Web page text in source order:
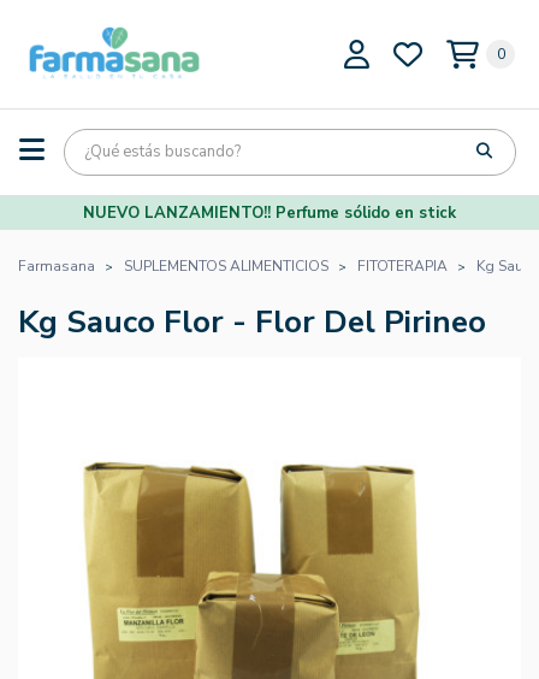
0
NUEVO LANZAMIENTO!! Perfume sólido en stick
Farmasana SUPLEMENTOS ALIMENTICIOS FITOTERAPIA Kg
Kg Sauco Flor - Flor Del Pirineo